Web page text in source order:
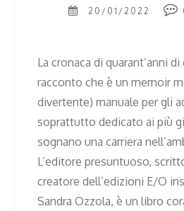
20/01/2022
La cronaca di quarant’anni
racconto che è un memoir
divertente) manuale per gli
soprattutto dedicato ai più
sognano una carriera
L’editore presuntuoso,
creatore dell’edizioni E/O
Sandra Ozzola, è un libro